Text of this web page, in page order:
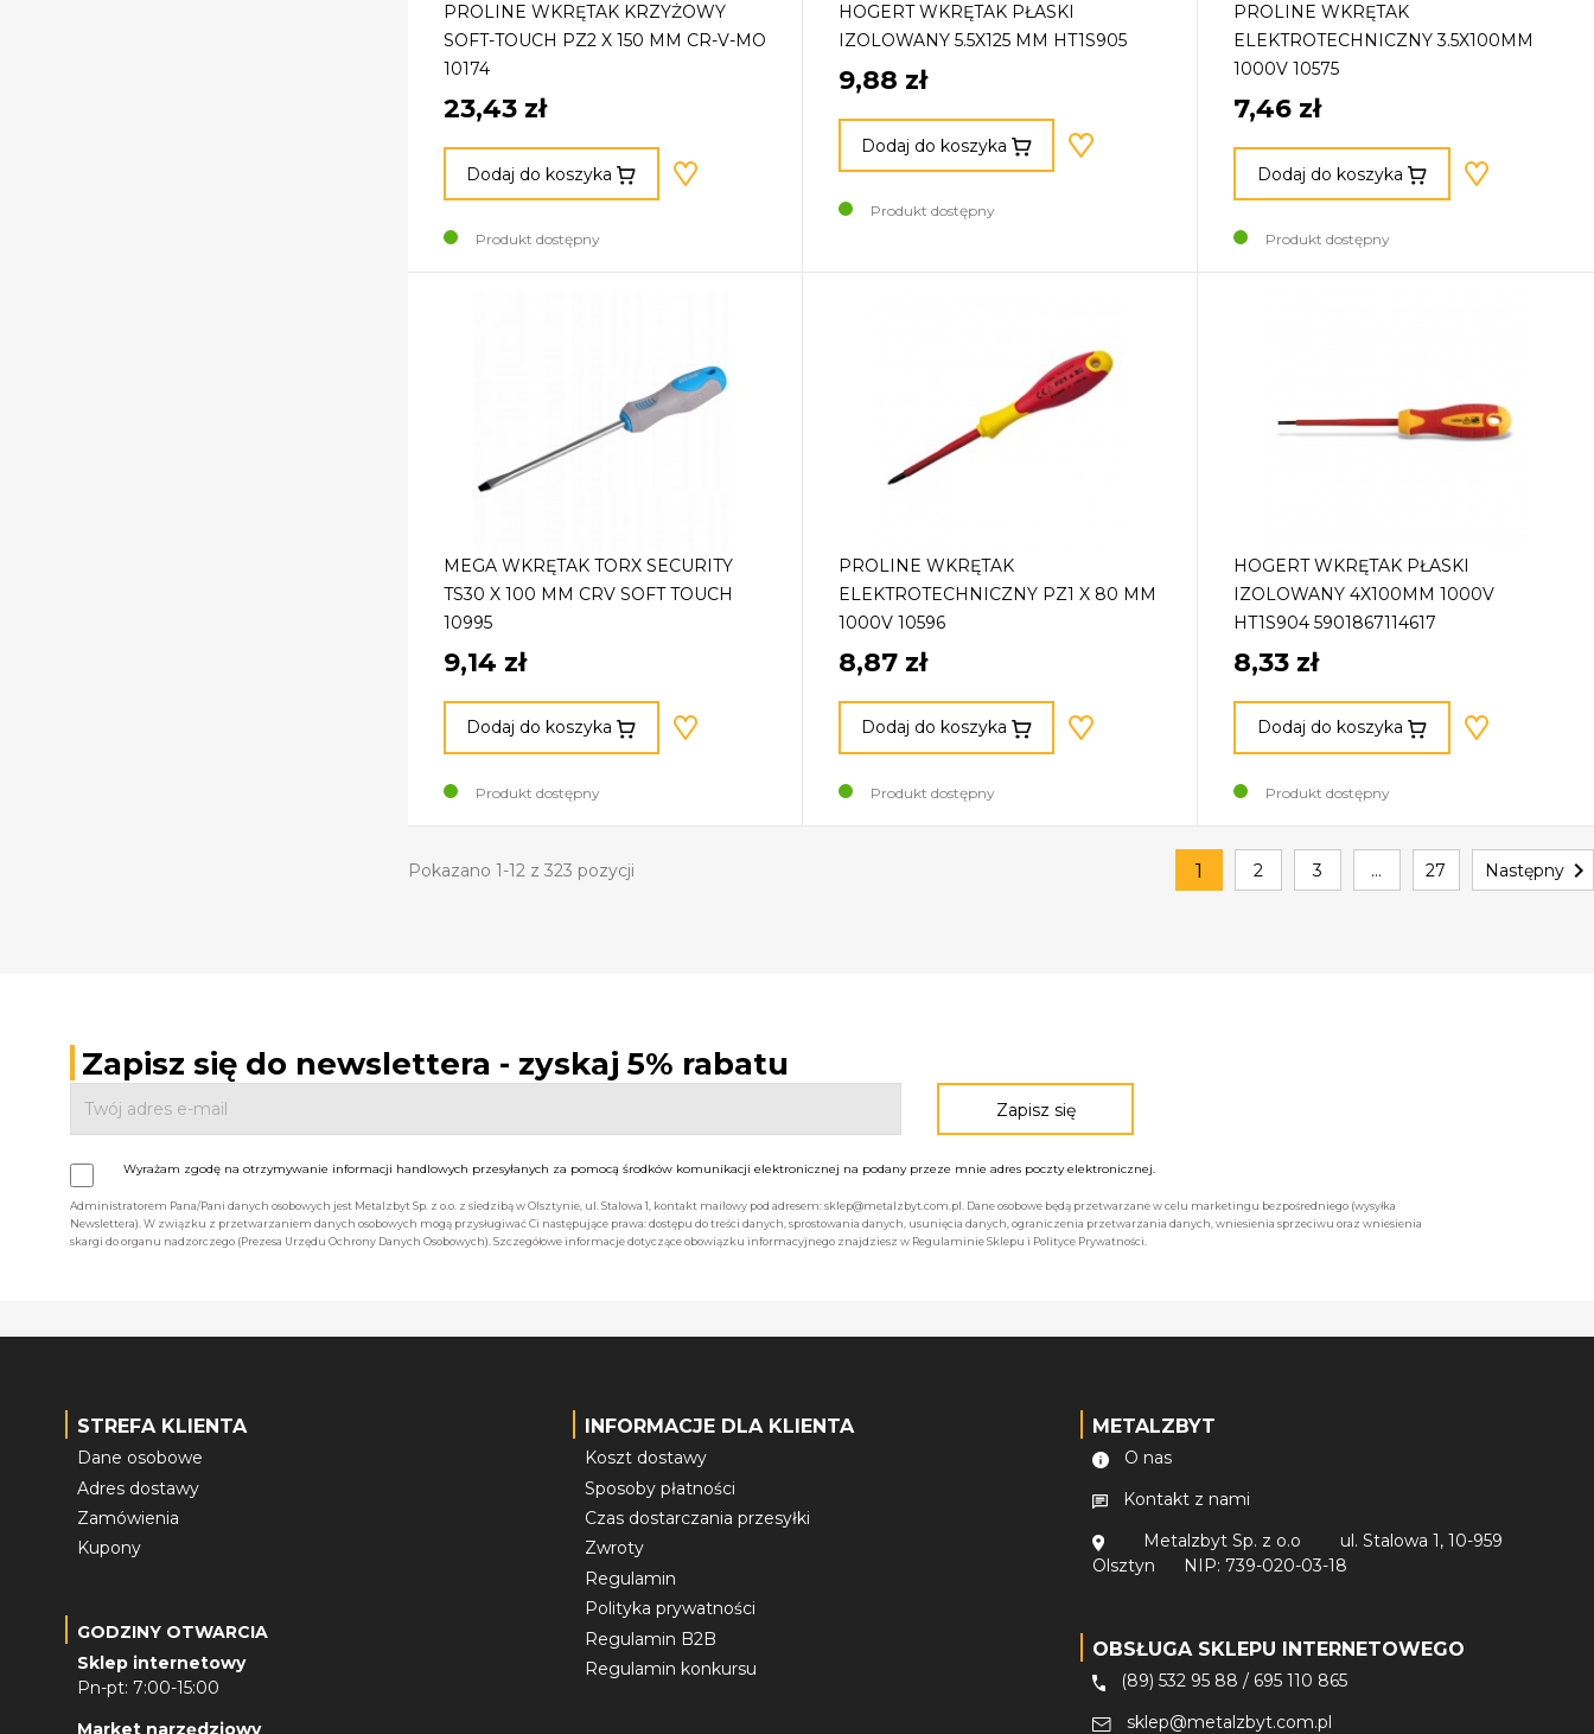
PROLINE WKRĘTAK KRZYŻOWY
SOFT-TOUCH PZ2 X 150 MM CR-V-MO
10174
23,43 zł
Dodaj do koszyka
Produkt dostępny
HOGERT WKRĘTAK PŁASKI
IZOLOWANY 5.5X125 MM HT1S905
9,88 zł
Dodaj do koszyka
Produkt dostępny
PROLINE WKRĘTAK
ELEKTROTECHNICZNY 3.5X100MM
1000V 10575
7,46 zł
Dodaj do koszyka
Produkt dostępny
MEGA WKRĘTAK TORX SECURITY
TS30 X 100 MM CRV SOFT TOUCH
10995
9,14 zł
Dodaj do koszyka
Produkt dostępny
PROLINE WKRĘTAK
ELEKTROTECHNICZNY PZ1 X 80 MM
1000V 10596
8,87 zł
Dodaj do koszyka
Produkt dostępny
HOGERT WKRĘTAK PŁASKI
IZOLOWANY 4X100MM 1000V
HT1S904 5901867114617
8,33 zł
Dodaj do koszyka
Produkt dostępny
Pokazano 1-12 z 323 pozycji 1 2 3 … 27 Następny
Zapisz się do newslettera - zyskaj 5% rabatu
Wyrażam zgodę na otrzymywanie informacji handlowych przesyłanych za pomocą środków komunikacji elektronicznej na podany przeze mnie adres poczty elektronicznej.
Administratorem Pana/Pani danych osobowych jest Metalzbyt Sp. z o.o. z siedzibą w Olsztynie, ul. Stalowa 1, kontakt mailowy pod adresem: sklep@metalzbyt.com.pl. Dane osobowe będą przetwarzane w celu marketingu bezpośredniego (wysyłka
Newslettera). W związku z przetwarzaniem danych osobowych mogą przysługiwać Ci następujące prawa: dostępu do treści danych, sprostowania danych, usunięcia danych, ograniczenia przetwarzania danych, wniesienia sprzeciwu oraz wniesienia
skargi do organu nadzorczego (Prezesa Urzędu Ochrony Danych Osobowych). Szczegółowe informacje dotyczące obowiązku informacyjnego znajdziesz w Regulaminie Sklepu i Polityce Prywatności.
STREFA KLIENTA
Dane osobowe
Adres dostawy
Zamówienia
Kupony
GODZINY OTWARCIA
Sklep internetowy
Pn-pt: 7:00-15:00
Market narzędziowy
INFORMACJE DLA KLIENTA
Koszt dostawy
Sposoby płatności
Czas dostarczania przesyłki
Zwroty
Regulamin
Polityka prywatności
Regulamin B2B
Regulamin konkursu
METALZBYT
O nas
Kontakt z nami
Metalzbyt Sp. z o.o
ul. Stalowa 1, 10-959
Olsztyn
NIP: 739-020-03-18
OBSŁUGA SKLEPU INTERNETOWEGO
(89) 532 95 88 / 695 110 865
sklep@metalzbyt.com.pl